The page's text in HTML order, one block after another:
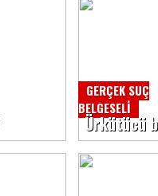
GERÇEK SUÇ
BELGESELİ
Ürkütücü